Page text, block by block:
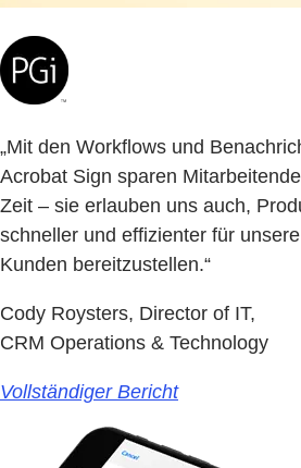
„Mit den Workflows und
Acrobat Sign sparen
Zeit – sie erlauben uns auch,
schneller und effizienter für
Kunden bereitzustellen.“
Cody Roysters, Director of IT,
CRM Operations & Technology
Vollständiger Bericht